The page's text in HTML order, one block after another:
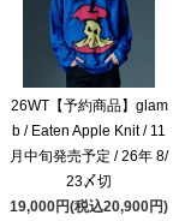
26WT【予約商品】glam
b / Eaten Apple Knit / 11
月中旬発売予定 / 26年 8/
23〆切
19,000円(税込20,900円)